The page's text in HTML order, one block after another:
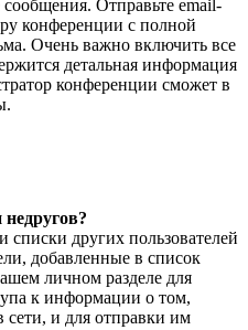
Отправьте email-
конференции с полной
Очень важно включить все
детальная информация
конференции сможет в
других пользователей
добавленные в список
личном разделе для
к информации о том,
сети, и для отправки им